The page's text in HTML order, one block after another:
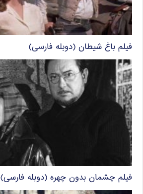
فیلم باغ شیطان (دوبله فارسی)
فیلم چشمان بدون چهره (دوبله فارسی)